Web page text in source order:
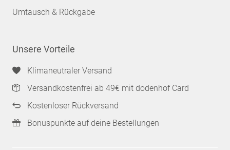
Umtausch & Rückgabe
Unsere Vorteile
Klimaneutraler Versand
Versandkostenfrei ab 49€ mit dodenhof Card
Kostenloser Rückversand
Bonuspunkte auf deine Bestellungen